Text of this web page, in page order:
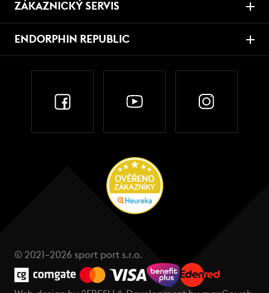
ZÁKAZNICKÝ SERVIS
ENDORPHIN REPUBLIC
© 2021–2026 sport port s.r.o.